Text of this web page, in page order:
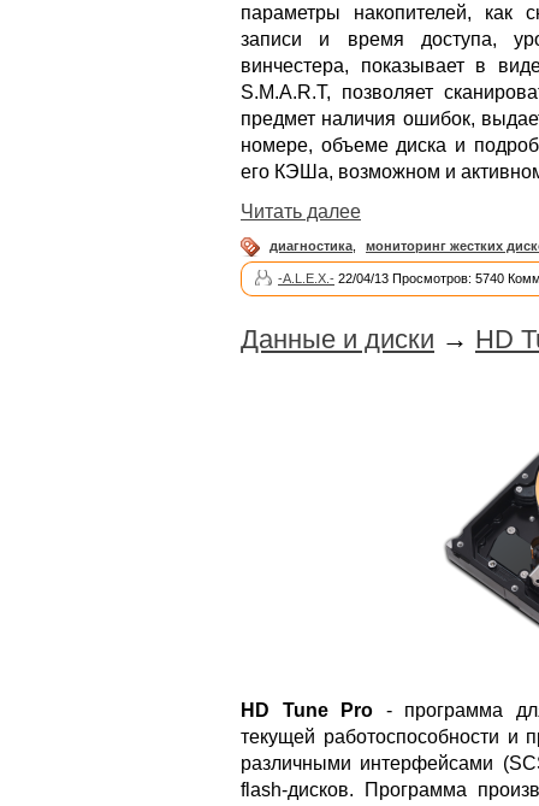
параметры накопителей, как
записи и время доступа,
винчестера, показывает в
S.M.A.R.T, позволяет
предмет наличия ошибок,
номере, объеме диска и
его КЭШа, возможном и
Читать далее
диагностика мониторинг жестких
-A.L.E.X.- 22/04/13 Просмотров: 5740
Данные и диски → HD
HD Tune Pro - программа
текущей работоспособности и
различными интерфейсами
flash-дисков. Программа